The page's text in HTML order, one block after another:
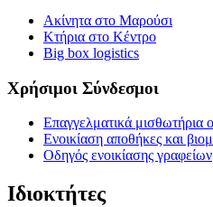
Ακίνητα στο Μαρούσι
Κτήρια στο Κέντρο
Big box logistics
Χρήσιμοι Σύνδεσμοι
Επαγγελματικά μισθωτήρια
Ενοικίαση αποθήκες και
Οδηγός ενοικίασης γραφείων
Ιδιοκτήτες